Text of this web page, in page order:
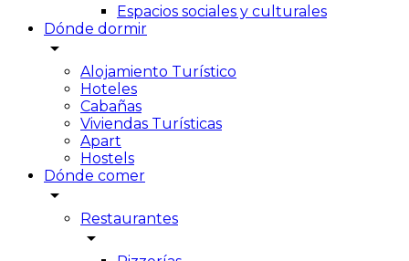
Espacios sociales y culturales
Dónde dormir
arrow_drop_down
Alojamiento Turístico
Hoteles
Cabañas
Viviendas Turísticas
Apart
Hostels
Dónde comer
arrow_drop_down
Restaurantes
arrow_drop_down